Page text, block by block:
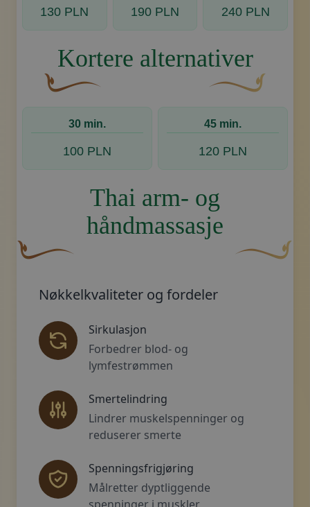
130 PLN
190 PLN
240 PLN
Kortere alternativer
30 min.
100 PLN
45 min.
120 PLN
Thai arm- og
håndmassasje
Nøkkelkvaliteter og fordeler
Sirkulasjon
Forbedrer blod- og
lymfestrømmen
Smertelindring
Lindrer muskelspenninger og
reduserer smerte
Spenningsfrigjøring
Målretter dyptliggende